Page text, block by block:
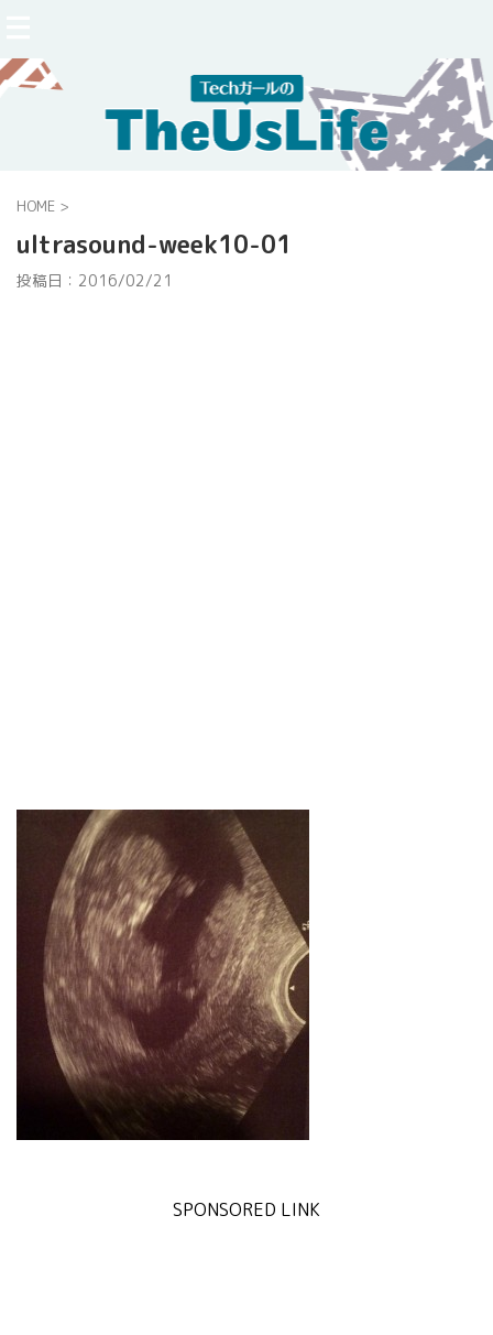
HOME >
ultrasound-week10-01
投稿日： 2016/02/21
SPONSORED LINK